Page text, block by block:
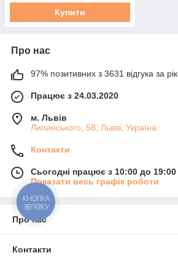
Купити
Про нас
97% позитивних з 3631 відгука за рік
Працює з 24.03.2020
м. Львів
Липинського, 58, Львів, Україна
Контакти
Сьогодні працює з 10:00 до 19:00
Показати весь графік роботи
Про нас
Контакти
КНОПКА
ЗВ'ЯЗКУ